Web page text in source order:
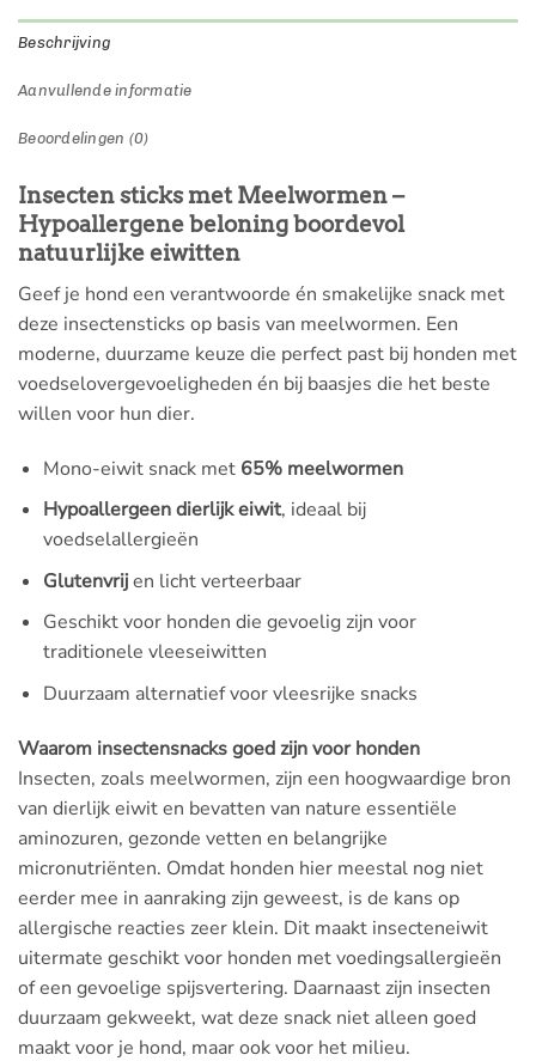
Beschrijving
Aanvullende informatie
Beoordelingen (0)
Insecten sticks met Meelwormen –
Hypoallergene beloning boordevol
natuurlijke eiwitten
Geef je hond een verantwoorde én smakelijke snack met
deze insectensticks op basis van meelwormen. Een
moderne, duurzame keuze die perfect past bij honden met
voedselovergevoeligheden én bij baasjes die het beste
willen voor hun dier.
Mono-eiwit snack met 65% meelwormen
Hypoallergeen dierlijk eiwit, ideaal bij
voedselallergieën
Glutenvrijen licht verteerbaar
Geschikt voor honden die gevoelig zijn voor
traditionele vleeseiwitten
Duurzaam alternatief voor vleesrijke snacks
Waarom insectensnacks goed zijn voor honden
Insecten, zoals meelwormen, zijn een hoogwaardige bron
van dierlijk eiwit en bevatten van nature essentiële
aminozuren, gezonde vetten en belangrijke
micronutriënten. Omdat honden hier meestal nog niet
eerder mee in aanraking zijn geweest, is de kans op
allergische reacties zeer klein. Dit maakt insecteneiwit
uitermate geschikt voor honden met voedingsallergieën
of een gevoelige spijsvertering. Daarnaast zijn insecten
duurzaam gekweekt, wat deze snack niet alleen goed
maakt voor je hond, maar ook voor het milieu.